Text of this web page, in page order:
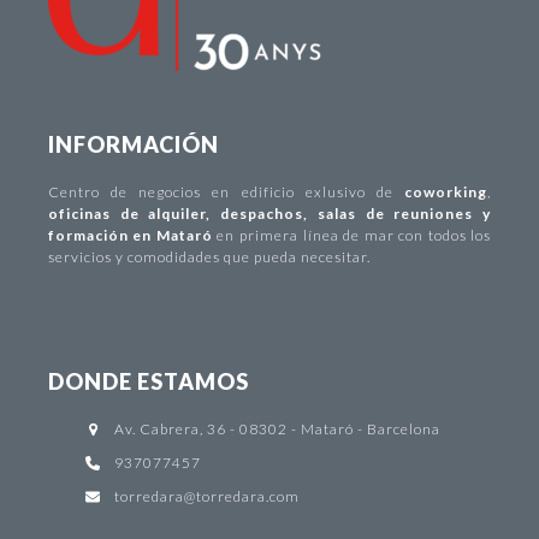
INFORMACIÓN
Centro de negocios en edificio exlusivo de coworking,
oficinas de alquiler, despachos, salas de reuniones y
formación en Mataróen primera línea de mar con todos los
servicios y comodidades que pueda necesitar.
DONDE ESTAMOS
Av. Cabrera, 36 - 08302 - Mataró - Barcelona
937077457
torredara@torredara.com